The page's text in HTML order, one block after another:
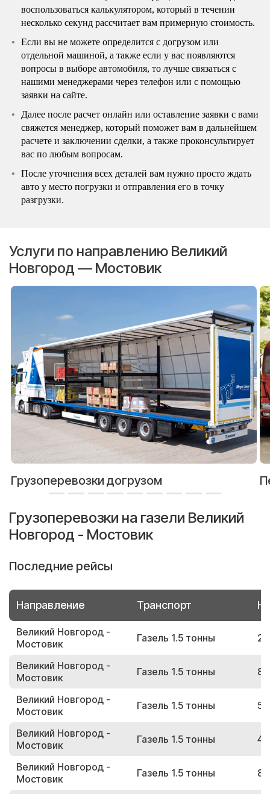
воспользоваться калькулятором, который в течении
несколько секунд рассчитает вам примерную стоимость.
Если вы не можете определится с догрузом или
отдельной машиной, а также если у вас появляются
вопросы в выборе автомобиля, то лучше связаться с
нашими менеджерами через телефон или с помощью
заявки на сайте.
Далее после расчет онлайн или оставление заявки с вами
свяжется менеджер, который поможет вам в дальнейшем
расчете и заключении сделки, а также проконсультирует
вас по любым вопросам.
После уточнения всех деталей вам нужно просто ждать
авто у место погрузки и отправления его в точку
разгрузки.
Услуги по направлению Великий
Новгород — Мостовик
Грузоперевозки догрузом
Грузоперевозки на газели Великий
Новгород - Мостовик
Последние рейсы
Направление Транспорт
Великий Новгород -
Мостовик
Газель 1.5 тонны
Великий Новгород -
Мостовик
Газель 1.5 тонны
Великий Новгород -
Мостовик
Газель 1.5 тонны
Великий Новгород -
Мостовик
Газель 1.5 тонны
Великий Новгород -
Мостовик
Газель 1.5 тонны